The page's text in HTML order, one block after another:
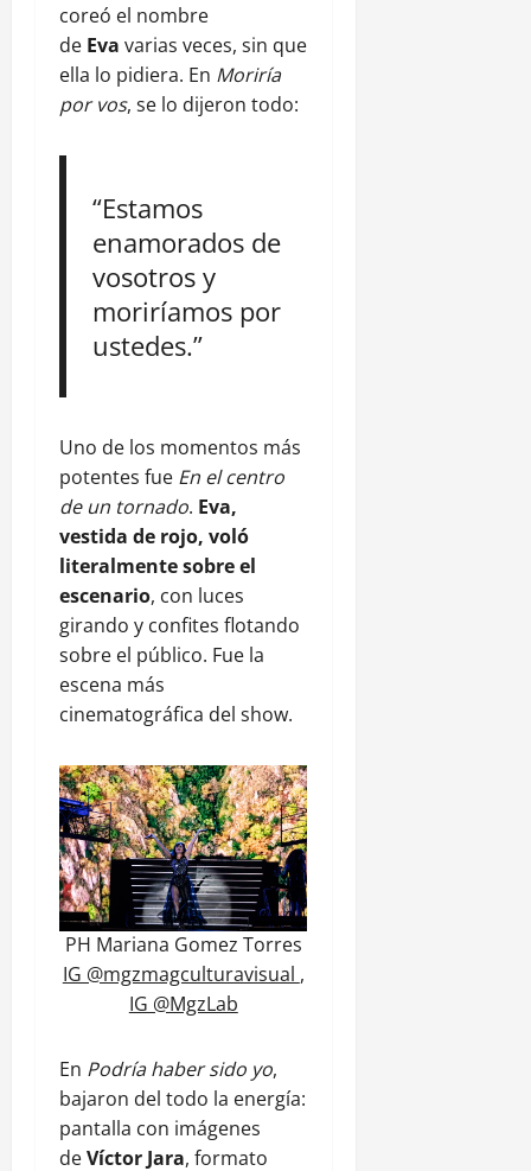
coreó el nombre
de Eva varias veces, sin que
ella lo pidiera. En Moriría
por vos, se lo dijeron todo:
“Estamos
enamorados de
vosotros y
moriríamos por
ustedes.”
Uno de los momentos más
potentes fue En el centro
de un tornado. Eva,
vestida de rojo, voló
literalmente sobre el
escenario, con luces
girando y confites flotando
sobre el público. Fue la
escena más
cinematográfica del show.
PH Mariana Gomez Torres
IG @mgzmagculturavisual ,
IG @MgzLab
En Podría haber sido yo,
bajaron del todo la energía:
pantalla con imágenes
deVíctor Jara, formato